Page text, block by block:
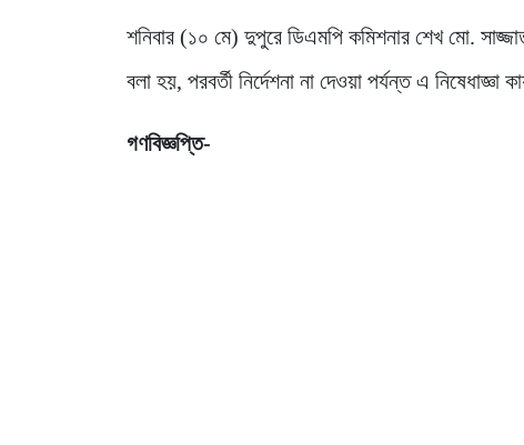
শনিবার (১০ মে) দুপুরে ডিএমপি কমিশনার শেখ মো.
বলা হয়, পরবর্তী নির্দেশনা না দেওয়া পর্যন্ত এ নিষেধাজ্ঞা
গণবিজ্ঞপ্তি-